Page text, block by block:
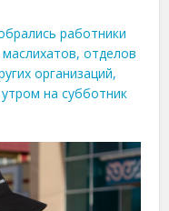
работники
отделов
организаций,
на субботник